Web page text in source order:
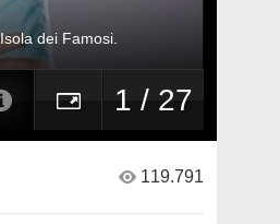
dei Famosi.
1 / 27
119.791